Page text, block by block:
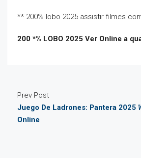
** 200% lobo 2025 assistir filmes
200 *% LOBO 2025 Ver Online a
Prev Post
Juego De Ladrones: Pantera
Online